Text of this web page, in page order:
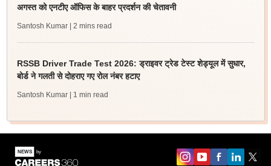
अगस्त को एनटीए ऑफिस के बाहर प्रदर्शन की चेतावनी
Santosh Kumar | 2 mins read
RSSB Driver Trade Test 2026: ड्राइवर ट्रेड टेस्ट शेड्यूल में सुधार,
बोर्ड ने गलती से दोहराए गए रोल नंबर हटाए
Santosh Kumar | 1 min read